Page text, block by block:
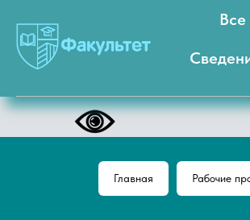
Все
Главная Рабочие